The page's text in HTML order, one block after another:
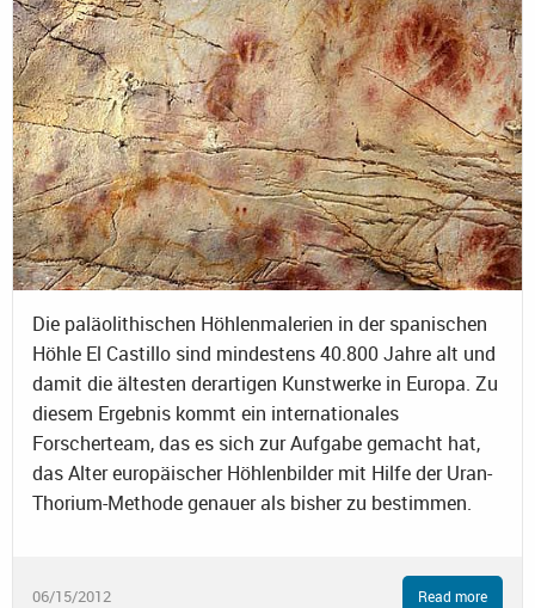
Die paläolithischen Höhlenmalerien in der spanischen
Höhle El Castillo sind mindestens 40.800 Jahre alt und
damit die ältesten derartigen Kunstwerke in Europa. Zu
diesem Ergebnis kommt ein internationales
Forscherteam, das es sich zur Aufgabe gemacht hat,
das Alter europäischer Höhlenbilder mit Hilfe der Uran-
Thorium-Methode genauer als bisher zu bestimmen.
06/15/2012 Read more